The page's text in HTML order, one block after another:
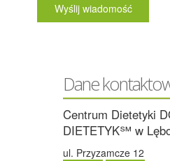
Dane
Centrum Dietetyki
DIETETYK℠ w
ul. Przyzamcze 12